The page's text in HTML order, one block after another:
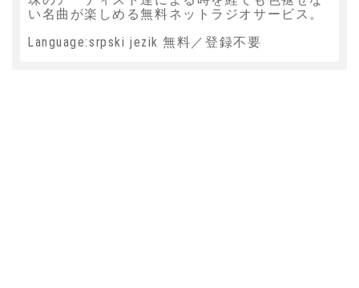
い名曲が楽しめる無料ネットラジオサービス。
Language:srpski jezik 無料／登録不要